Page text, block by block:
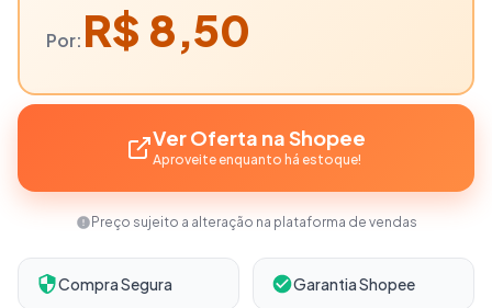
Por: R$ 8,50
Ver Oferta na Shopee
Aproveite enquanto há estoque!
Preço sujeito a alteração na plataforma de vendas
Compra Segura Garantia Shopee